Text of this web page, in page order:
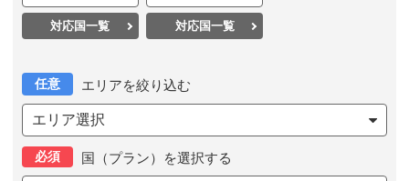
対応国一覧 対応国一覧
任意 エリアを絞り込む
エリア選択
必須 国（プラン）を選択する